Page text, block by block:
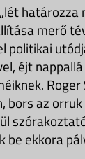
merő
éjt
Roger
bors az
ekkora